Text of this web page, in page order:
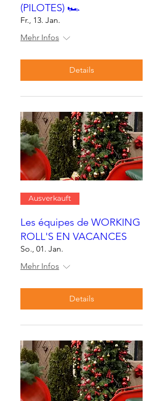
(PILOTES) 🏎
Fr., 13. Jan.
Mehr Infos
Details
Ausverkauft
Les équipes de WORKING
ROLL'S EN VACANCES
So., 01. Jan.
Mehr Infos
Details